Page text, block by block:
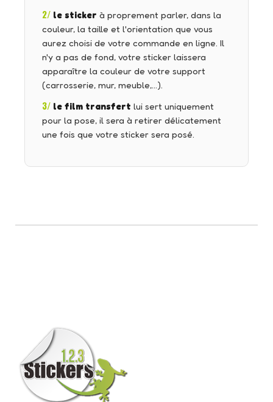
2/ le sticker à proprement parler, dans la
couleur, la taille et l'orientation que vous
aurez choisi de votre commande en ligne. Il
n'y a pas de fond, votre sticker laissera
apparaître la couleur de votre support
(carrosserie, mur, meuble,…).
3/ le film transfert lui sert uniquement
pour la pose, il sera à retirer délicatement
une fois que votre sticker sera posé.